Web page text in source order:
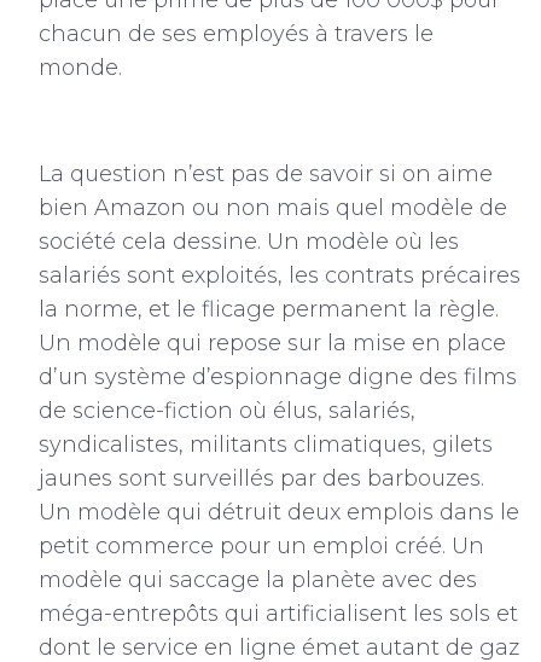
chacun de ses employés à travers le
monde.
La question n’est pas de savoir si on aime
bien Amazon ou non mais quel modèle de
société cela dessine. Un modèle où les
salariés sont exploités, les contrats précaires
la norme, et le flicage permanent la règle.
Un modèle qui repose sur la mise en place
d’un système d’espionnage digne des films
de science-fiction où élus, salariés,
syndicalistes, militants climatiques, gilets
jaunes sont surveillés par des barbouzes.
Un modèle qui détruit deux emplois dans le
petit commerce pour un emploi créé. Un
modèle qui saccage la planète avec des
méga-entrepôts qui artificialisent les sols et
dont le service en ligne émet autant de gaz